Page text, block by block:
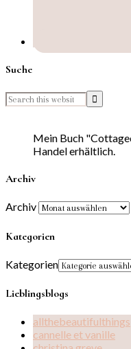
Suche
Mein Buch
Handel erhältlich.
Archiv
Archiv
Kategorien
Kategorien
Lieblingsblogs
allthebeautifulthings
cannelle et vanille